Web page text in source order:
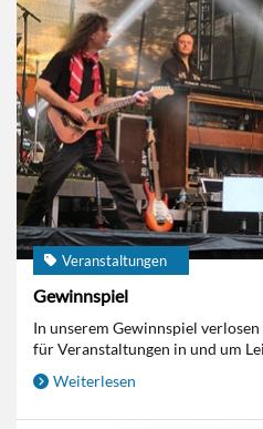
Veranstaltungen
Gewinnspiel
In unserem Gewinnspiel
für Veranstaltungen in und um
Weiterlesen